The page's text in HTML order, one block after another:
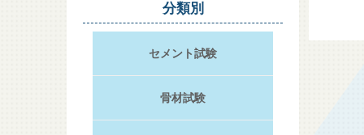
分類別
セメント試験
骨材試験